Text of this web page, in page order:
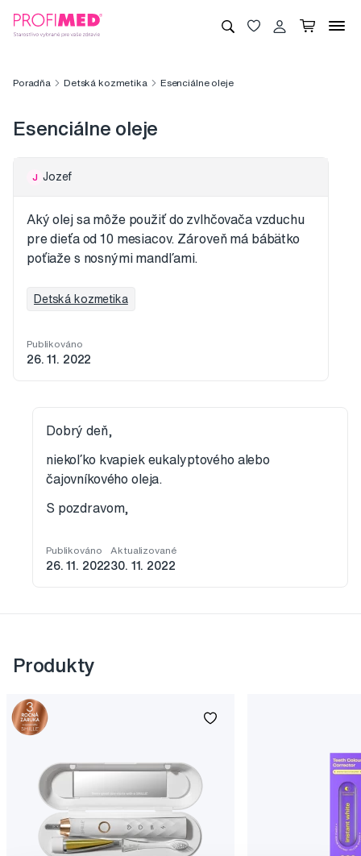
Poradňa Detská kozmetika Esenciálne oleje
Esenciálne oleje
J Jozef
Aký olej sa môže použiť do zvlhčovača vzduchu
pre dieťa od 10 mesiacov. Zároveň má bábätko
poťiaže s nosnými mandľami.
Detská kozmetika
Publikováno
26. 11. 2022
Dobrý deň,
niekoľko kvapiek eukalyptového alebo
čajovníkového oleja.
S pozdravom,
Publikováno
26. 11. 2022
Aktualizované
30. 11. 2022
Produkty